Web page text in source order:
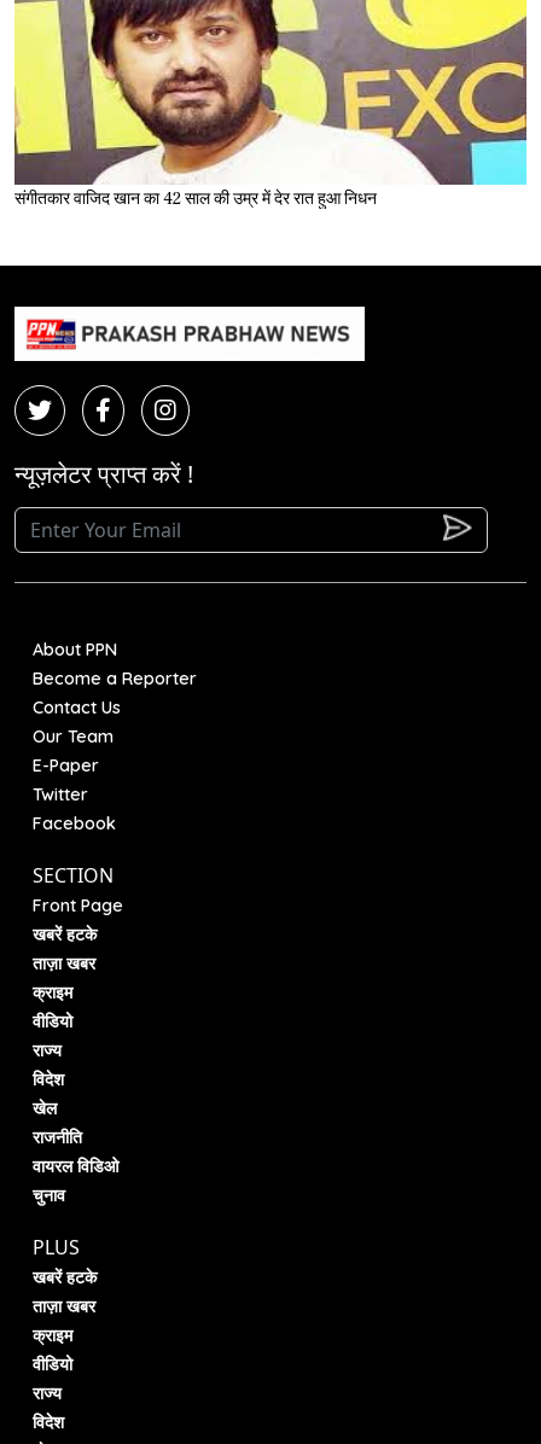
संगीतकार वाजिद खान का 42 साल की उम्र में देर रात हुआ निधन
न्यूज़लेटर प्राप्त करें !
About PPN
Become a Reporter
Contact Us
Our Team
E-Paper
Twitter
Facebook
SECTION
Front Page
खबरें हटके
ताज़ा खबर
क्राइम
वीडियो
राज्य
विदेश
खेल
राजनीति
वायरल विडिओ
चुनाव
PLUS
खबरें हटके
ताज़ा खबर
क्राइम
वीडियो
राज्य
विदेश